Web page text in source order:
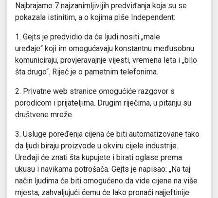
Najbrajamo 7 najzanimljivijih predviđanja koja su se
pokazala istinitim, a o kojima piše Independent:
1. Gejts je predvidio da će ljudi nositi „male
uređaje“ koji im omogućavaju konstantnu međusobnu
komuniciraju, provjeravajnje vijesti, vremena leta i „bilo
šta drugo“. Riječ je o pametnim telefonima.
2. Privatne web stranice omogućiće razgovor s
porodicom i prijateljima. Drugim riječima, u pitanju su
društvene mreže.
3. Usluge poređenja cijena će biti automatizovane tako
da ljudi biraju proizvode u okviru cijele industrije.
Uređaji će znati šta kupujete i birati oglase prema
ukusu i navikama potrošača. Gejts je napisao: „Na taj
način ljudima će biti omogućeno da vide cijene na više
mjesta, zahvaljujući čemu će lako pronaći najjeftinije